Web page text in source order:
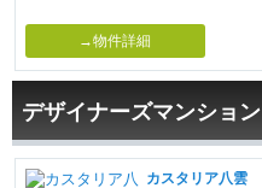
→物件詳細
デザイナーズマンション
カスタリア八雲